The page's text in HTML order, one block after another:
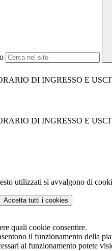
DI INGRESSO E
DI INGRESSO E
utilizzati si avvalgono di
Accetta tutti i cookies
quali cookie consentire.
il funzionamento della
al funzionamento potete